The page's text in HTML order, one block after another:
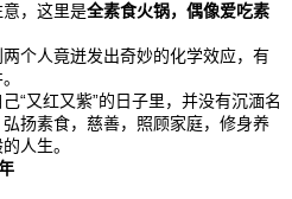
，这里是全素食火锅，偶像爱吃素
个人竟迸发出奇妙的化学效应，有
“又红又紫”的日子里，并没有沉湎名
扬素食，慈善，照顾家庭，修身养
人生。